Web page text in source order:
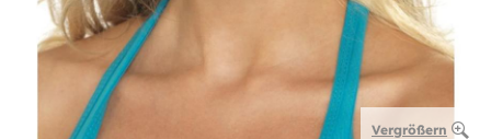
Vergrößern